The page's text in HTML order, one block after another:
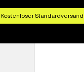
Kostenloser